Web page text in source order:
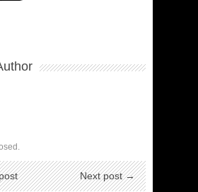
Next post →